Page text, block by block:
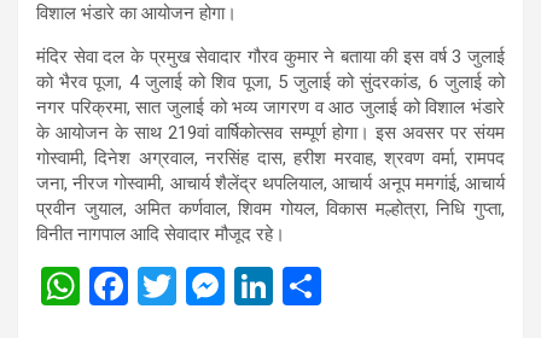
विशाल भंडारे का आयोजन होगा।
मंदिर सेवा दल के प्रमुख सेवादार गौरव कुमार ने बताया की इस वर्ष 3 जुलाई
को भैरव पूजा, 4 जुलाई को शिव पूजा, 5 जुलाई को सुंदरकांड, 6 जुलाई को
नगर परिक्रमा, सात जुलाई को भव्य जागरण व आठ जुलाई को विशाल भंडारे
के आयोजन के साथ 219वां वार्षिकोत्सव सम्पूर्ण होगा। इस अवसर पर संयम
गोस्वामी, दिनेश अग्रवाल, नरसिंह दास, हरीश मरवाह, श्रवण वर्मा, रामपद
जना, नीरज गोस्वामी, आचार्य शैलेंद्र थपलियाल, आचार्य अनूप ममगांई, आचार्य
प्रवीन जुयाल, अमित कर्णवाल, शिवम गोयल, विकास मल्होत्रा, निधि गुप्ता,
विनीत नागपाल आदि सेवादार मौजूद रहे।
W F
T
M Li